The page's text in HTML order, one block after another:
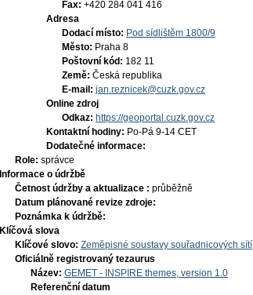
Fax: +420 284 041 416
Adresa
Dodací místo: Pod sídlištěm 1800/9
Město: Praha 8
Poštovní kód: 182 11
Země: Česká republika
E-mail: jan.reznicek@cuzk.gov.cz
Online zdroj
Odkaz: https://geoportal.cuzk.gov.cz
Kontaktní hodiny: Po-Pá 9-14 CET
Dodatečné informace:
Role: správce
Informace o údržbě
Četnost údržby a aktualizace : průběžně
Datum plánované revize zdroje:
Poznámka k údržbě:
Klíčová slova
Klíčové slovo: Zeměpisné soustavy souřadnicových sítí
Oficiálně registrovaný tezaurus
Název: GEMET - INSPIRE themes, version 1.0
Referenční datum